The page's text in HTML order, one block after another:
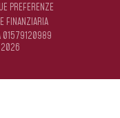
01579120989
2026
PREFERENZE
FINANZIARIA